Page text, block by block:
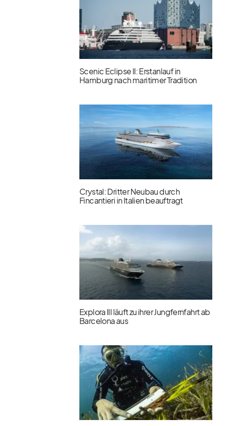
Scenic Eclipse II: Erstanlauf in
Hamburg nach maritimer Tradition
Crystal: Dritter Neubau durch
Fincantieri in Italien beauftragt
Explora III läuft zu ihrer Jungfernfahrt ab
Barcelona aus